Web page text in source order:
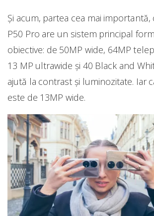
Și acum, partea cea mai importantă,
P50 Pro are un sistem principal
obiective: de 50MP wide, 64MP
13 MP ultrawide și 40 Black and
ajută la contrast și luminozitate. Iar
este de 13MP wide.